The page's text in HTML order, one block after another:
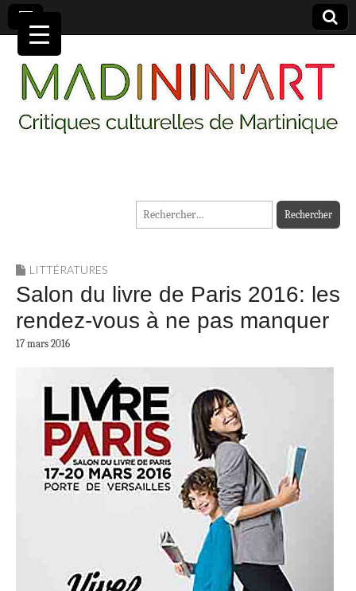
MADININ'ART
Rechercher :
LITTÉRATURES
Salon du livre de Paris 2016: les
rendez-vous à ne pas manquer
17 mars 2016